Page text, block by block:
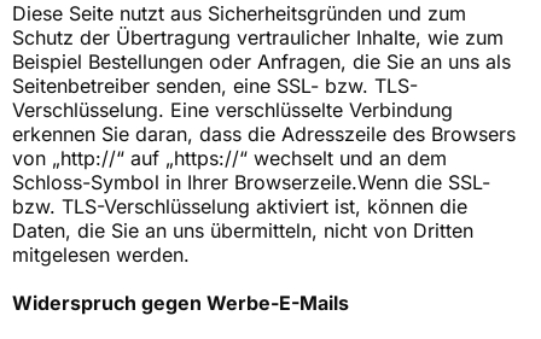
Diese Seite nutzt aus Sicherheitsgründen und zum
Schutz der Übertragung vertraulicher Inhalte, wie zum
Beispiel Bestellungen oder Anfragen, die Sie an uns als
Seitenbetreiber senden, eine SSL- bzw. TLS-
Verschlüsselung. Eine verschlüsselte Verbindung
erkennen Sie daran, dass die Adresszeile des Browsers
von „http://“ auf „https://“ wechselt und an dem
Schloss-Symbol in Ihrer Browserzeile.Wenn die SSL-
bzw. TLS-Verschlüsselung aktiviert ist, können die
Daten, die Sie an uns übermitteln, nicht von Dritten
mitgelesen werden.
Widerspruch gegen Werbe-E-Mails